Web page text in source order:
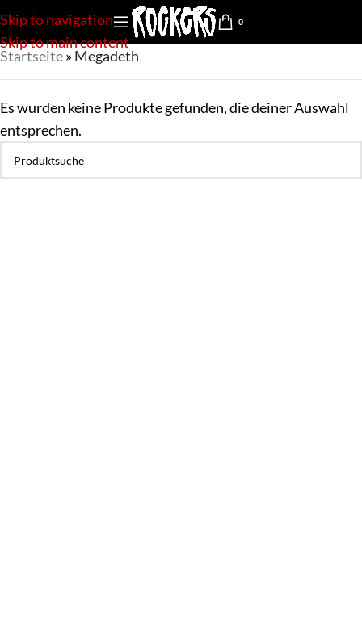
Skip to navigation
Skip to main content
0
Startseite» Megadeth
Es wurden keine Produkte gefunden, die deiner Auswahl
entsprechen.